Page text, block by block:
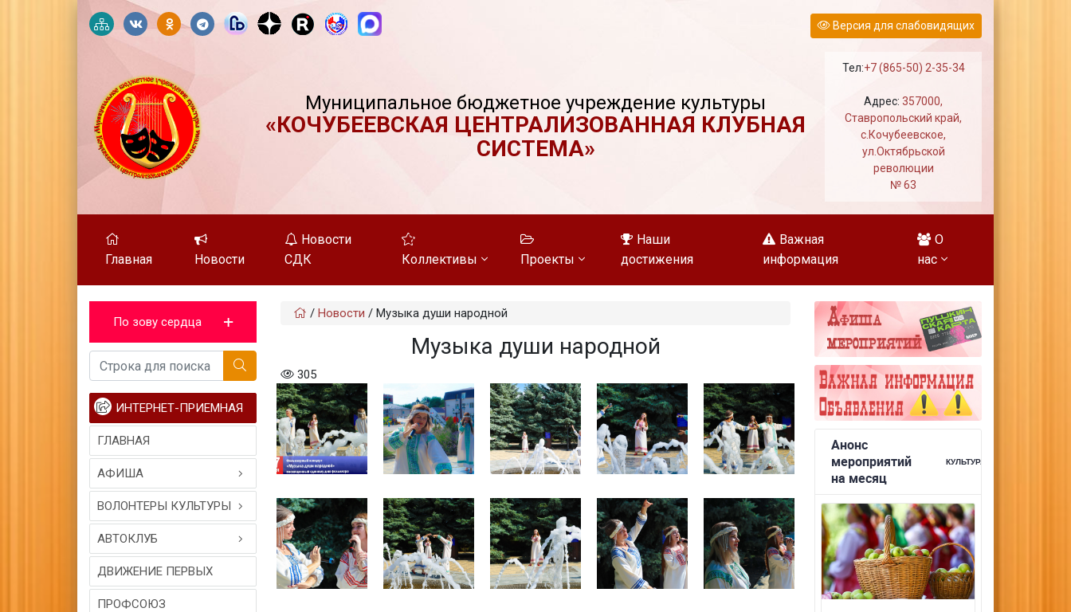
Версия для слабовидящих
Муниципальное бюджетное учреждение культуры
«КОЧУБЕЕВСКАЯ ЦЕНТРАЛИЗОВАННАЯ КЛУБНАЯ
СИСТЕМА»
Тел:+7 (865-50) 2-35-34
Адрес:357000,
Ставропольский край,
с.Кочубеевское,
ул.Октябрьской
революции
№ 63
Главная Новости
Новости
СДК
Коллективы Проекты
Наши
достижения
Важная
информация
О
нас
По зову сердца
ИНТЕРНЕТ-ПРИЕМНАЯ
ГЛАВНАЯ
АФИША
ВОЛОНТЕРЫ КУЛЬТУРЫ
АВТОКЛУБ
ДВИЖЕНИЕ ПЕРВЫХ
ПРОФСОЮЗ
/ Новости / Музыка души народной
Музыка души народной
305